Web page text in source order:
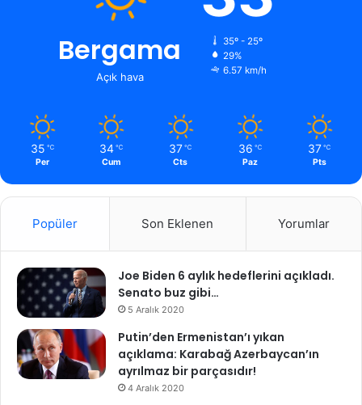
Bergama
Açık hava
35º - 25º
29%
6.57 km/h
35 ℃
Per
34 ℃
Cum
37 ℃
Cts
36 ℃
Paz
37 ℃
Pts
Popüler Son Eklenen Yorumlar
Joe Biden 6 aylık hedeflerini açıkladı.
Senato buz gibi…
5 Aralık 2020
Putin’den Ermenistan’ı yıkan
açıklama: Karabağ Azerbaycan’ın
ayrılmaz bir parçasıdır!
4 Aralık 2020